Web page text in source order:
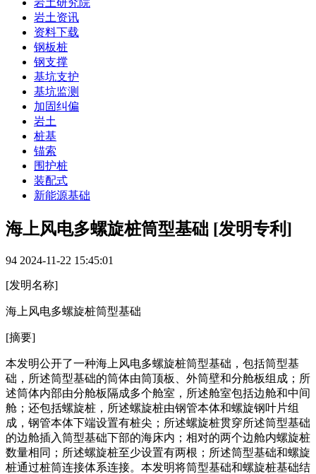
岩土研究院
岩土资讯
资料下载
钢板桩
钢支撑
基坑支护
基坑监测
加固纠偏
岩土
桩基
锚索
围护桩
装配式
新能源基础
海上风电多螺旋桩筒型基础 [发明专利]
94 2024-11-22 15:45:01
[发明名称]
海上风电多螺旋桩筒型基础
[摘要]
本发明公开了一种海上风电多螺旋桩筒型基础，包括筒型基
础，所述筒型基础的筒体由筒顶板、外筒壁和分舱板组成；所
述筒体内部由分舱板隔成多个舱室，所述舱室包括边舱和中间
舱；还包括螺旋桩，所述螺旋桩由钢管本体和螺旋钢叶片组
成，钢管本体下端设置有桩尖；所述螺旋桩贯穿所述筒型基础
的边舱插入筒型基础下部的海床内；相对的两个边舱内螺旋桩
数量相同；所述螺旋桩至少设置有两根；所述筒型基础和螺旋
桩通过桩筒连接体系连接。本发明将筒型基础和螺旋桩基础结